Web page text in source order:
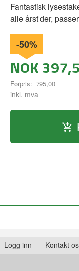
Fantastisk
alle årstider,
NOK
Førpris: 795,00
Rabatt
-50%
inkl. mva.
Logg inn Kontakt